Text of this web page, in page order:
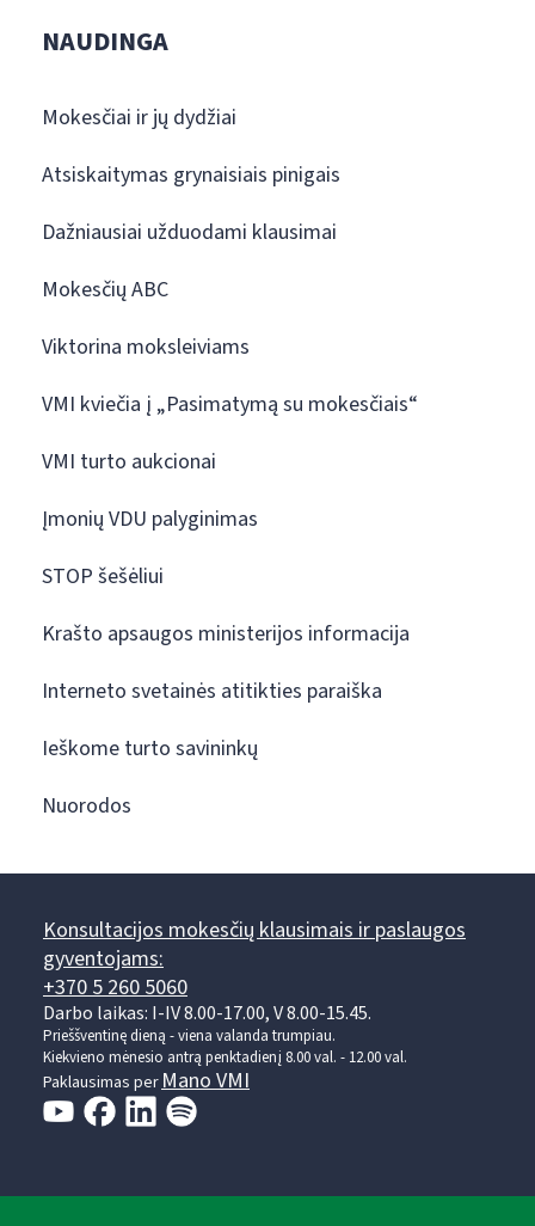
NAUDINGA
Mokesčiai ir jų dydžiai
Atsiskaitymas grynaisiais pinigais
Dažniausiai užduodami klausimai
Mokesčių ABC
Viktorina moksleiviams
VMI kviečia į „Pasimatymą su mokesčiais“
VMI turto aukcionai
Įmonių VDU palyginimas
STOP šešėliui
Krašto apsaugos ministerijos informacija
Interneto svetainės atitikties paraiška
Ieškome turto savininkų
Nuorodos
Konsultacijos mokesčių klausimais ir paslaugos
gyventojams:
+370 5 260 5060
Darbo laikas: I-IV 8.00-17.00, V 8.00-15.45.
Prieššventinę dieną - viena valanda trumpiau.
Kiekvieno mėnesio antrą penktadienį 8.00 val. - 12.00 val.
Paklausimas perMano VMI